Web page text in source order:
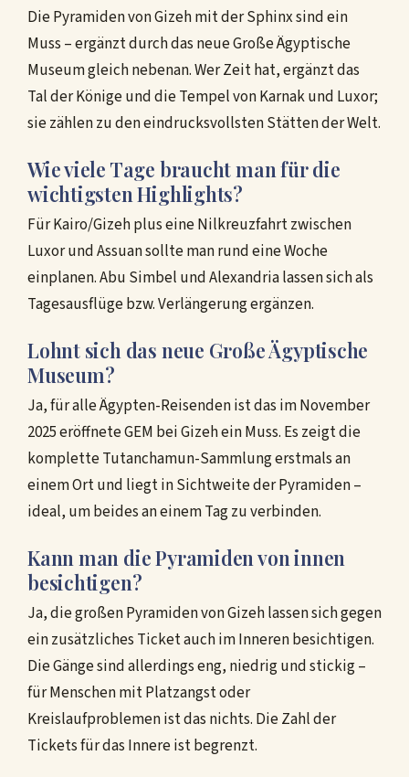
Die Pyramiden von Gizeh mit der Sphinx sind ein
Muss – ergänzt durch das neue Große Ägyptische
Museum gleich nebenan. Wer Zeit hat, ergänzt das
Tal der Könige und die Tempel von Karnak und Luxor;
sie zählen zu den eindrucksvollsten Stätten der Welt.
Wie viele Tage braucht man für die
wichtigsten Highlights?
Für Kairo/Gizeh plus eine Nilkreuzfahrt zwischen
Luxor und Assuan sollte man rund eine Woche
einplanen. Abu Simbel und Alexandria lassen sich als
Tagesausflüge bzw. Verlängerung ergänzen.
Lohnt sich das neue Große Ägyptische
Museum?
Ja, für alle Ägypten-Reisenden ist das im November
2025 eröffnete GEM bei Gizeh ein Muss. Es zeigt die
komplette Tutanchamun-Sammlung erstmals an
einem Ort und liegt in Sichtweite der Pyramiden –
ideal, um beides an einem Tag zu verbinden.
Kann man die Pyramiden von innen
besichtigen?
Ja, die großen Pyramiden von Gizeh lassen sich gegen
ein zusätzliches Ticket auch im Inneren besichtigen.
Die Gänge sind allerdings eng, niedrig und stickig –
für Menschen mit Platzangst oder
Kreislaufproblemen ist das nichts. Die Zahl der
Tickets für das Innere ist begrenzt.